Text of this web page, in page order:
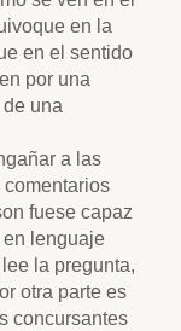
en la
en el sentido
por una
una
a las
fuese capaz
lenguaje
la pregunta,
otra parte es
concursantes